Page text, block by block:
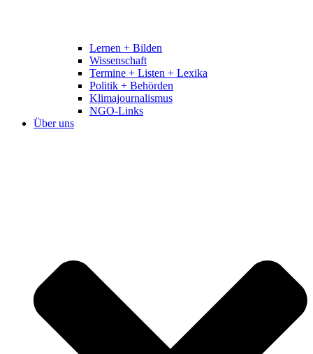
Lernen + Bilden
Wissenschaft
Termine + Listen + Lexika
Politik + Behörden
Klimajournalismus
NGO-Links
Über uns